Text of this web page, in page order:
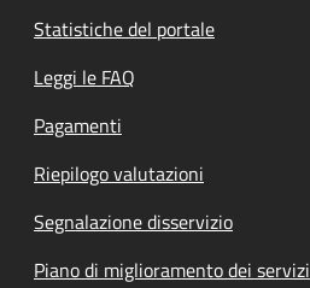
Statistiche del portale
Leggi le FAQ
Pagamenti
Riepilogo valutazioni
Segnalazione disservizio
Piano di miglioramento dei servizi